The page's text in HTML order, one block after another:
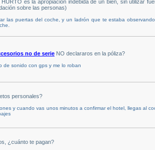
es la apropiación indebida de un bien, sin utilizar
sobre las personas)
las puertas del coche, y un ladrón que te estaba
no de serie NO declararos en la póliza?
de sonido con gps y me lo roban
personales?
y cuando vas unos minutos a confirmar el hotel, llegas al
¿cuánto te pagan?